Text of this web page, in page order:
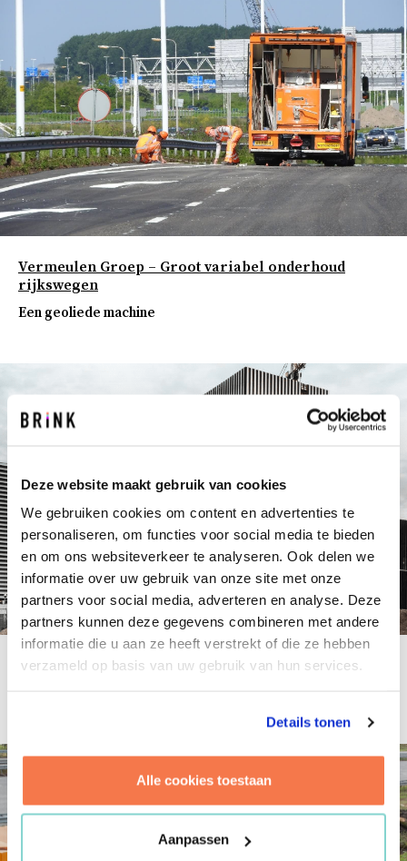
Deze website maakt gebruik van cookies
We gebruiken cookies om content en advertenties te
personaliseren, om functies voor social media te bieden
en om ons websiteverkeer te analyseren. Ook delen we
informatie over uw gebruik van onze site met onze
partners voor social media, adverteren en analyse. Deze
partners kunnen deze gegevens combineren met andere
informatie die u aan ze heeft verstrekt of die ze hebben
verzameld op basis van uw gebruik van hun services.
Details tonen
Alle cookies toestaan
Aanpassen
Vermeulen Groep – Groot variabel onderhoud
rijkswegen
Een geoliede machine
Unica – datacentrum in no time